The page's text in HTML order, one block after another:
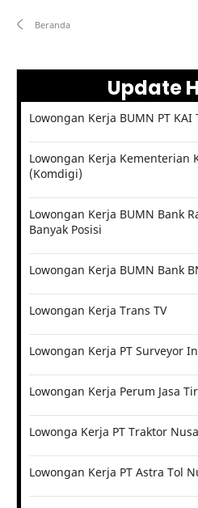
Update
Lowongan Kerja BUMN PT KAI
Lowongan Kerja Kementerian
(Komdigi)
Lowongan Kerja BUMN Bank
Banyak Posisi
Lowongan Kerja BUMN Bank
Lowongan Kerja Trans TV
Lowongan Kerja PT Surveyor
Lowongan Kerja Perum Jasa
Lowonga Kerja PT Traktor
Lowongan Kerja PT Astra Tol